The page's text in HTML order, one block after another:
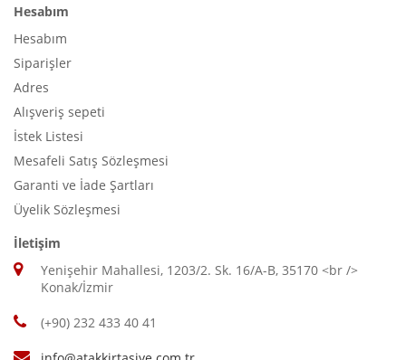
Hesabım
Hesabım
Siparişler
Adres
Alışveriş sepeti
İstek Listesi
Mesafeli Satış Sözleşmesi
Garanti ve İade Şartları
Üyelik Sözleşmesi
İletişim
Yenişehir Mahallesi, 1203/2. Sk. 16/A-B, 35170 <br />
Konak/İzmir
(+90) 232 433 40 41